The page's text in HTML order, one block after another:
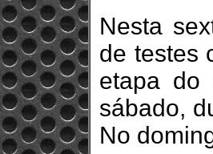
Nesta
de testes
etapa do
sábado,
No